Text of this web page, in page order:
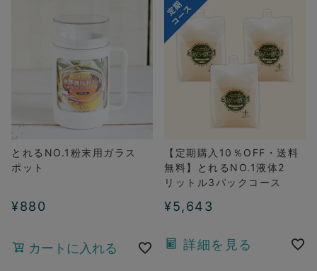
とれるNO.1粉末用ガラス
ポット
¥880
カートに入れる
【定期購入10％OFF・送料
無料】とれるNO.1液体2
リットル3パックコース
¥5,643
詳細を見る